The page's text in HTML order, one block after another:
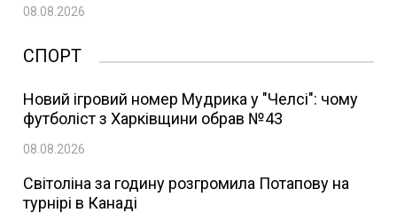
08.08.2026
СПОРТ
Новий ігровий номер Мудрика у "Челсі": чому
футболіст з Харківщини обрав №43
08.08.2026
Світоліна за годину розгромила Потапову на
турнірі в Канаді